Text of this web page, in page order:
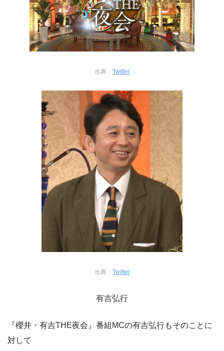
出典： Twitter
出典： Twitter
有吉弘行
『櫻井・有吉THE夜会』番組MCの有吉弘行もそのことに
対して